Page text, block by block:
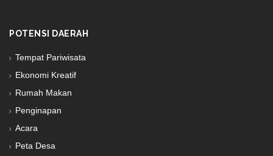
POTENSI DAERAH
Tempat Pariwisata
Ekonomi Kreatif
Rumah Makan
Penginapan
Acara
Peta Desa